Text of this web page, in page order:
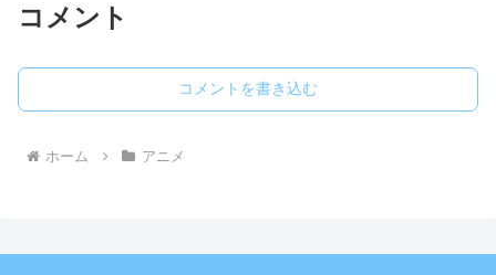
コメント
コメントを書き込む
ホーム アニメ